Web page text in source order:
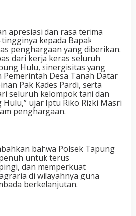
apresiasi dan rasa terima
kepada Bapak
penghargaan yang diberikan.
dari kerja keras seluruh
Hulu, sinergisitas yang
Pemerintah Desa Tanah Datar
Pak Kades Pardi, serta
seluruh kelompok tani dan
ujar Iptu Riko Rizki Masri
penghargaan.
bahwa Polsek Tapung
untuk terus
dan memperkuat
di wilayahnya guna
berkelanjutan.